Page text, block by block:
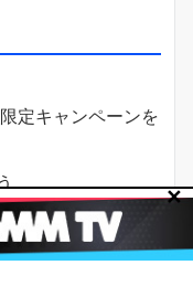
定キャンペーンを
。
✕